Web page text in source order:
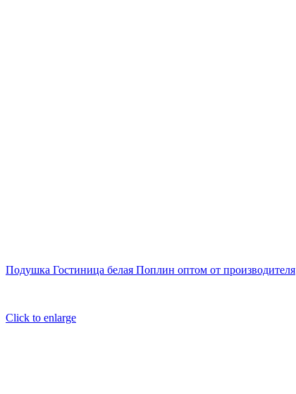
Подушка Гостиница белая Поплин оптом от производителя
Click to enlarge